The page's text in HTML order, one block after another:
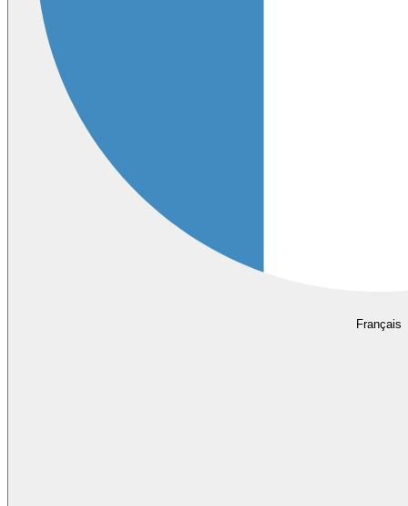
Français